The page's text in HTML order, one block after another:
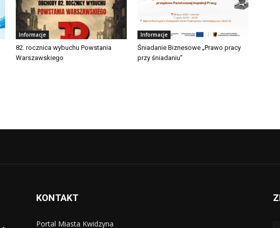
Informacje
82. rocznica wybuchu Powstania
Warszawskiego
Informacje
Śniadanie Biznesowe „Prawo pracy
przy śniadaniu”
KONTAKT
Portal Miasta Kwidzyna